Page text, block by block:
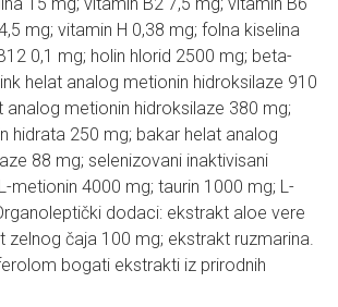
mg; vitamin H 0,38 mg; folna kiselina
0,1 mg; holin hlorid 2500 mg; beta-
helat analog metionin hidroksilaze 910
analog metionin hidroksilaze 380 mg;
hidrata 250 mg; bakar helat analog
88 mg; selenizovani inaktivisani
metionin 4000 mg; taurin 1000 mg; L-
dodaci: ekstrakt aloe vere
zelnog čaja 100 mg; ekstrakt ruzmarina.
bogati ekstrakti iz prirodnih